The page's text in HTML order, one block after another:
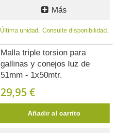
Más
Última unidad. Consulte disponibilidad.
Malla triple torsion para
gallinas y conejos luz de
51mm - 1x50mtr.
29,95 €
Añadir al carrito